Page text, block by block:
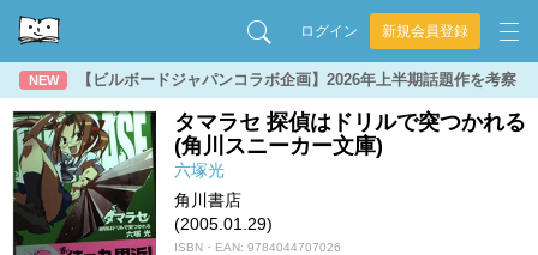
ログイン 新規会員登録
NEW 【ビルボードジャパンコラボ企画】2026年上半期話題作を考察
タマラセ 探偵はドリルで突つかれる
(角川スニーカー文庫)
六塚光
角川書店
(2005.01.29)
ISBN・EAN: 9784044707026